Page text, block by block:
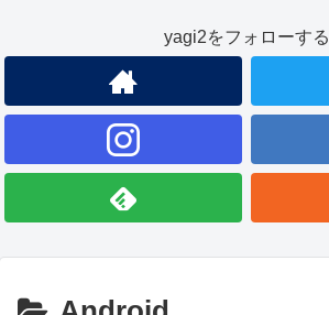
yagi2をフォローする